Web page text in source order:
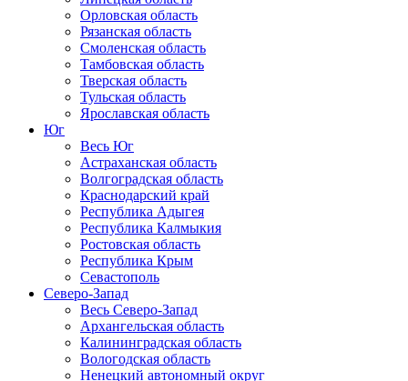
Орловская область
Рязанская область
Смоленская область
Тамбовская область
Тверская область
Тульская область
Ярославская область
Юг
Весь Юг
Астраханская область
Волгоградская область
Краснодарский край
Республика Адыгея
Республика Калмыкия
Ростовская область
Республика Крым
Севастополь
Северо-Запад
Весь Северо-Запад
Архангельская область
Калининградская область
Вологодская область
Ненецкий автономный округ